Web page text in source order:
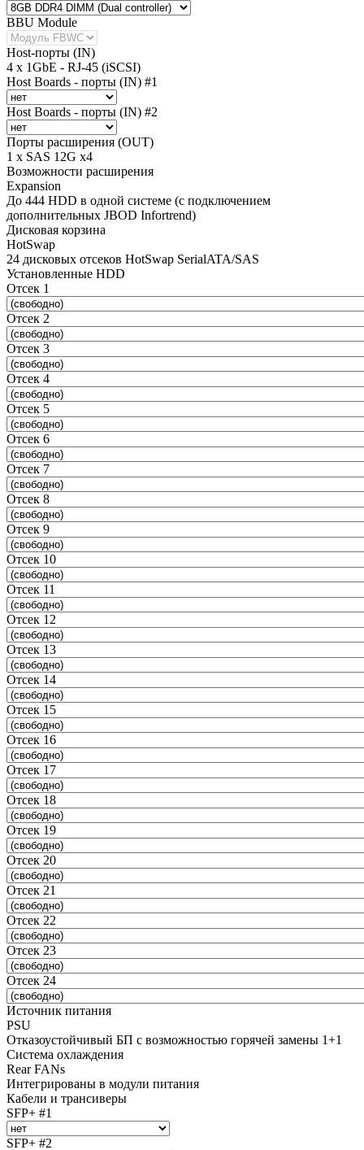
BBU Module
Host-порты (IN)
4 x 1GbE - RJ-45 (iSCSI)
Host Boards - порты (IN) #1
Host Boards - порты (IN) #2
Порты расширения (OUT)
1 x SAS 12G x4
Возможности расширения
Expansion
До 444 HDD в одной системе (с подключением
дополнительных JBOD Infortrend)
Дисковая корзина
HotSwap
24 дисковых отсеков HotSwap SerialATA/SAS
Установленные HDD
Отсек 1
Отсек 2
Отсек 3
Отсек 4
Отсек 5
Отсек 6
Отсек 7
Отсек 8
Отсек 9
Отсек 10
Отсек 11
Отсек 12
Отсек 13
Отсек 14
Отсек 15
Отсек 16
Отсек 17
Отсек 18
Отсек 19
Отсек 20
Отсек 21
Отсек 22
Отсек 23
Отсек 24
Источник питания
PSU
Отказоустойчивый БП с возможностью горячей замены 1+1
Система охлаждения
Rear FANs
Интегрированы в модули питания
Кабели и трансиверы
SFP+ #1
SFP+ #2